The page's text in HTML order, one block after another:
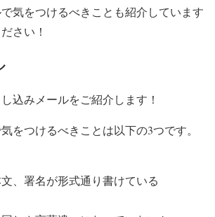
気をつけるべきことも紹介しています
さい！
込みメールをご紹介します！
をつけるべきことは以下の3つです。
、署名が形式通り書けている